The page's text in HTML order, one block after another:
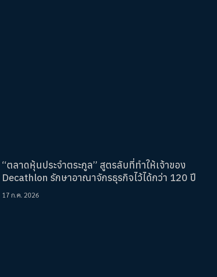
“ตลาดหุ้นประจำตระกูล” สูตรลับที่ทำให้เจ้าของ
Decathlon รักษาอาณาจักรธุรกิจไว้ได้กว่า 120 ปี
17 ก.ค. 2026